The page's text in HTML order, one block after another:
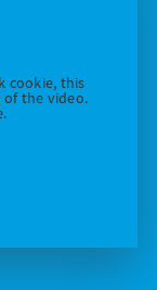
cookie, this
the video.